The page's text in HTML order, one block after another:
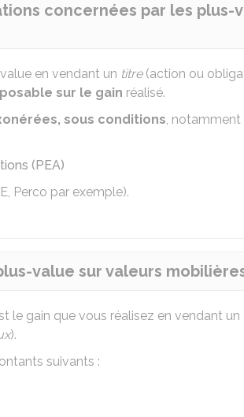
concernées par les plus-
en vendant un titre(action ou
sur le gain réalisé.
sous conditions, notamment
(PEA)
, Perco par exemple).
value sur valeurs
le gain que vous réalisez en vendant un
).
suivants :